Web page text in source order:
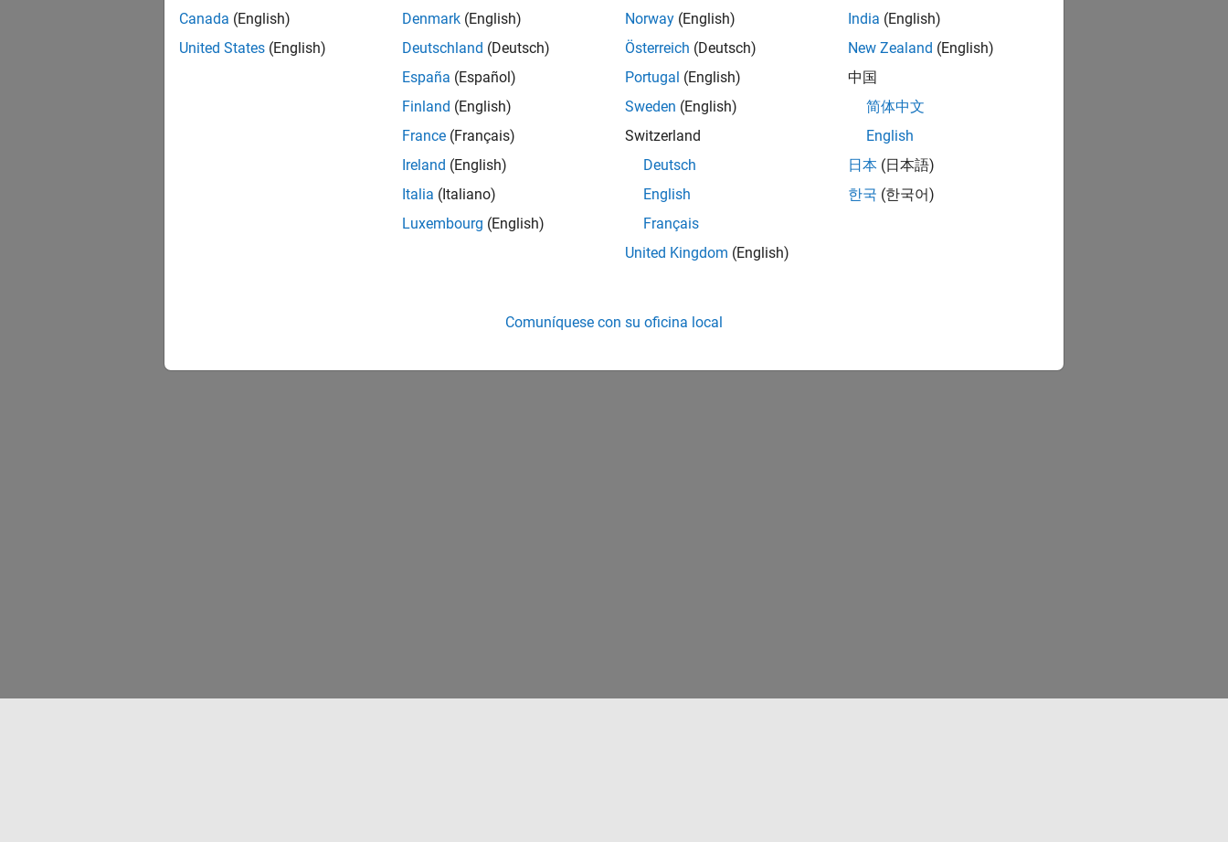
Canada (English)
United States (English)
Denmark (English)
Deutschland (Deutsch)
España (Español)
Finland (English)
France (Français)
Ireland (English)
Italia (Italiano)
Luxembourg (English)
Norway (English)
Österreich (Deutsch)
Portugal (English)
Sweden (English)
Switzerland
Deutsch
English
Français
United Kingdom (English)
India (English)
New Zealand (English)
中国
简体中文
English
日本 (日本語)
한국 (한국어)
Comuníquese con su oficina local